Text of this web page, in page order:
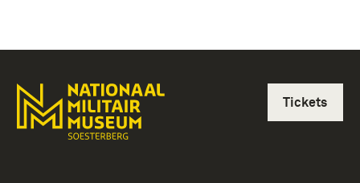
Tickets